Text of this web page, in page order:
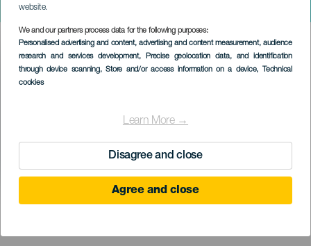
website.
We and our partners process data for the following purposes:
Personalised advertising and content, advertising and content measurement, audience
research and services development, Precise geolocation data, and identification
through device scanning, Store and/or access information on a device, Technical
cookies
Learn More →
Disagree and close
Agree and close
Gran Canaria Pro-Am
Imagen
Listado